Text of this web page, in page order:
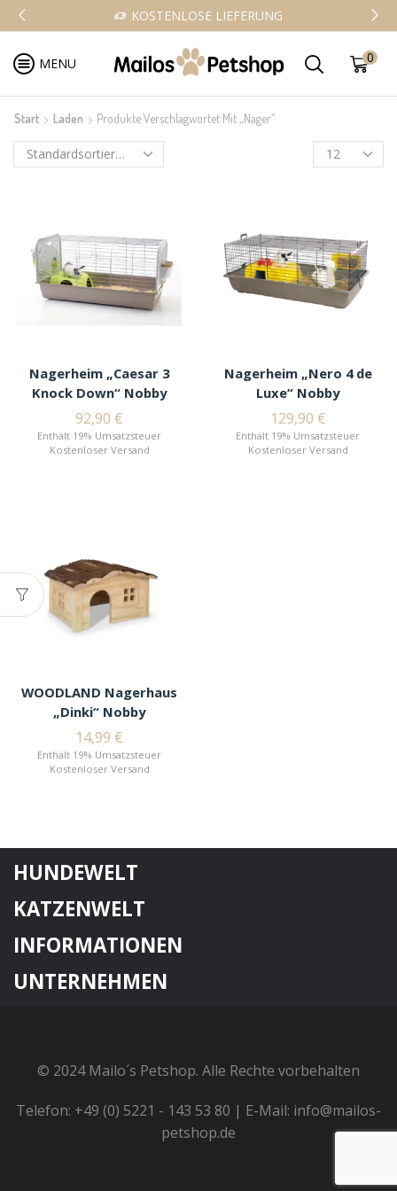
KOSTENLOSE LIEFERUNG
MENU 0
Start Laden Produkte Verschlagwortet Mit „Nager“
Nagerheim „Caesar 3
Knock Down“ Nobby
92,90 €
Enthält 19% Umsatzsteuer
Kostenloser Versand
Nagerheim „Nero 4 de
Luxe“ Nobby
129,90 €
Enthält 19% Umsatzsteuer
Kostenloser Versand
WOODLAND Nagerhaus
„Dinki“ Nobby
14,99 €
Enthält 19% Umsatzsteuer
Kostenloser Versand
HUNDEWELT
KATZENWELT
INFORMATIONEN
UNTERNEHMEN
© 2024 Mailo´s Petshop. Alle Rechte vorbehalten
Telefon: +49 (0) 5221 - 143 53 80 | E-Mail: info@mailos-
petshop.de